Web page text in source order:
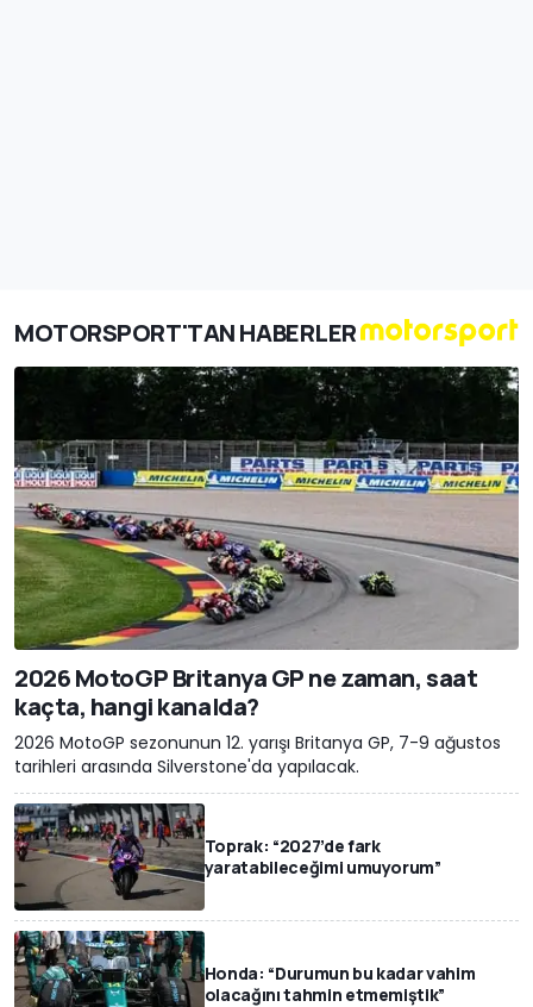
MOTORSPORT'TAN HABERLER
2026 MotoGP Britanya GP ne zaman, saat
kaçta, hangi kanalda?
2026 MotoGP sezonunun 12. yarışı Britanya GP, 7-9 ağustos
tarihleri arasında Silverstone'da yapılacak.
Toprak: “2027’de fark
yaratabileceğimi umuyorum”
Honda: “Durumun bu kadar vahim
olacağını tahmin etmemiştik”